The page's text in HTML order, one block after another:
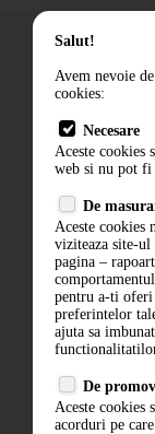
Cum comand
Livrare
Contact
Politica de
ANPC
ABONARE
Salut!
Avem nevoie
cookies:
Necesare
Aceste cookies
web si nu pot fi
De
Aceste cookies
viziteaza site-ul
pagina –
pentru a-ti
preferintelor
ajuta sa
De
Aceste cookies
acorduri pe